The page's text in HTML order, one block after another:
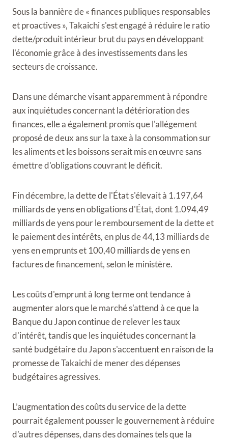
Sous la bannière de « finances publiques responsables
et proactives », Takaichi s'est engagé à réduire le ratio
dette/produit intérieur brut du pays en développant
l'économie grâce à des investissements dans les
secteurs de croissance.
Dans une démarche visant apparemment à répondre
aux inquiétudes concernant la détérioration des
finances, elle a également promis que l'allégement
proposé de deux ans sur la taxe à la consommation sur
les aliments et les boissons serait mis en œuvre sans
émettre d'obligations couvrant le déficit.
Fin décembre, la dette de l'État s'élevait à 1.197,64
milliards de yens en obligations d'État, dont 1.094,49
milliards de yens pour le remboursement de la dette et
le paiement des intérêts, en plus de 44,13 milliards de
yens en emprunts et 100,40 milliards de yens en
factures de financement, selon le ministère.
Les coûts d'emprunt à long terme ont tendance à
augmenter alors que le marché s'attend à ce que la
Banque du Japon continue de relever les taux
d'intérêt, tandis que les inquiétudes concernant la
santé budgétaire du Japon s'accentuent en raison de la
promesse de Takaichi de mener des dépenses
budgétaires agressives.
L’augmentation des coûts du service de la dette
pourrait également pousser le gouvernement à réduire
d’autres dépenses, dans des domaines tels que la